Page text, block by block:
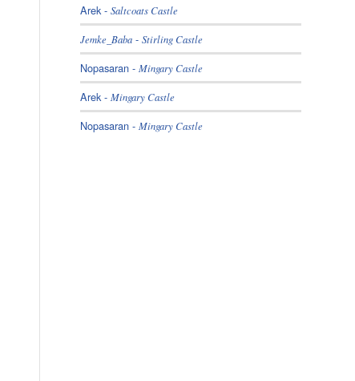
Arek-Saltcoats Castle
Jemke_Baba -Stirling Castle
Nopasaran -Mingary Castle
Arek-Mingary Castle
Nopasaran -Mingary Castle